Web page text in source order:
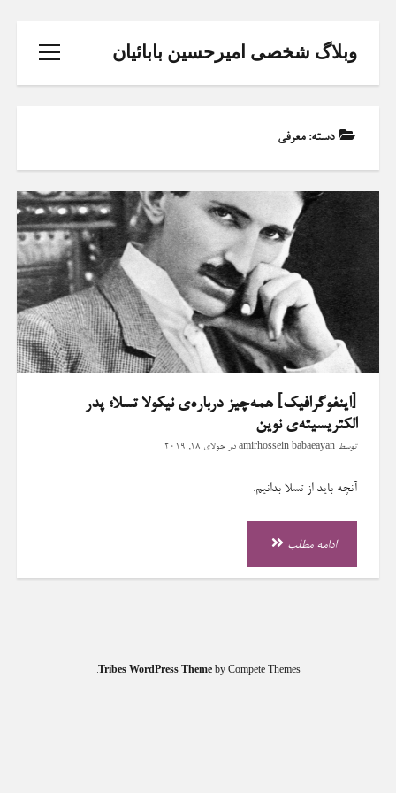
وبلاگ شخصی امیرحسین بابائیان
باز
کردن
خانه
تحلیل و طراحی سیستم ها
ثبت نام دوره پایتون
دسته:معرفی
[اینفوگرافیک] همه‌چیز درباره‌ی نیکولا تسلا؛ پدر
الکتریسیته‌ی نوین
توسط amirhossein babaeayan درجولای 18, 2019
آنچه باید از تسلا بدانیم.
ادامه مطلب [اینفوگرافیک]
الکتریسیته‌ی
Tribes WordPress Themeby Compete Themes.